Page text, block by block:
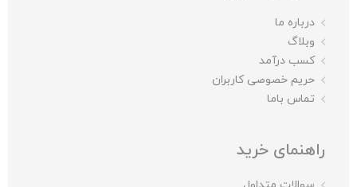
درباره ما
وبلاگ
کسب درآمد
حریم خصوصی کاربران
تماس باما
راهنمای خرید